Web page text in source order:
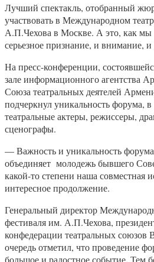
Лучший спектакль, отобранный
участвовать в Международном
А.П.Чехова в Москве. А это, как мы
серьезное признание, и внимание,
На пресс-конференции,
зале информационного агентства
Союза театральных деятелей
подчеркнул уникальность форума,
театральные актеры, режиссеры,
сценографы.
— Важность и уникальность
объединяет молодежь бывшего
какой-то степени наша совместная
интересное продолжение.
Генеральный директор
фестиваля им. А.П.Чехова,
конфедерации театральных
очередь отметил, что проведение